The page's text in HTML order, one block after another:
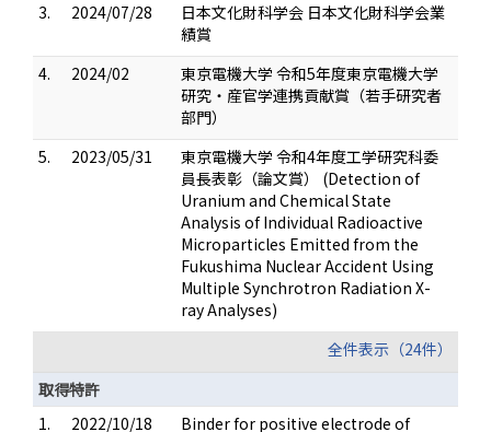
3.
2024/07/28
日本文化財科学会 日本文化財科学会業
績賞
4.
2024/02
東京電機大学 令和5年度東京電機大学
研究・産官学連携貢献賞（若手研究者
部門）
5.
2023/05/31
東京電機大学 令和4年度工学研究科委
員長表彰（論文賞） (Detection of
Uranium and Chemical State
Analysis of Individual Radioactive
Microparticles Emitted from the
Fukushima Nuclear Accident Using
Multiple Synchrotron Radiation X-
ray Analyses)
全件表示（24件）
取得特許
1.
2022/10/18
Binder for positive electrode of